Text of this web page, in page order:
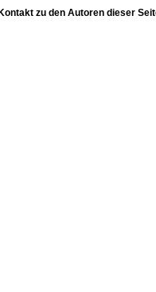
Kontakt zu den Autoren dieser